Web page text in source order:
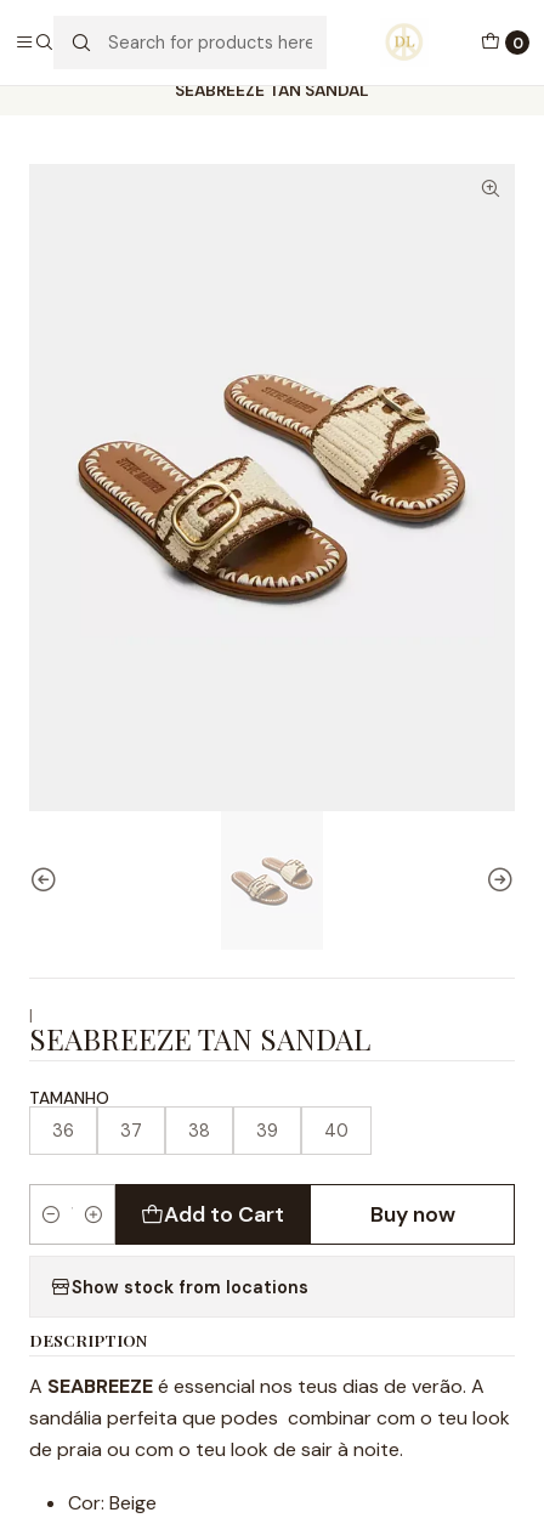
0
PORTES GRÁTIS ACIMA DE 70€ PORTUGAL CONTINENTAL
SEABREEZE TAN SANDAL
|
SEABREEZE TAN SANDAL
TAMANHO
36 37 38 39 40
Quantity
Add to Cart Buy now
Show stock from locations
DESCRIPTION
A SEABREEZEé essencial nos teus dias de verão. A
sandália perfeita que podes combinar com o teu look
de praia ou com o teu look de sair à noite.
Cor: Beige